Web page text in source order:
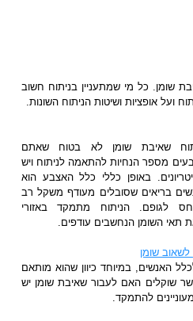
שומן. כל מי שמתעניין בניתוח חשוב
ועל אופציות ושיטות הניתוח השונות.
שאיבת שומן לא בטוח שאתם
מספר הנחיות להתאמה לניתוח ויש
באופן כללי כלל האצבע הוא
בריאים שסובלים מעודף משקל רב
לגופם. הניתוח מתמקד באזורי
תאי השומן הנחשבים עודפים.
לשאוב שומן
האנשים, במיוחד כיוון שהוא מותאם
שוקלים האם לעבור שאיבת שומן יש
להתמקד.